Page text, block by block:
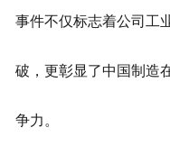
事件不仅标志着公司工
破，更彰显了中国制造
争力。